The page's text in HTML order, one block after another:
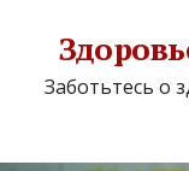
Заботьтесь о